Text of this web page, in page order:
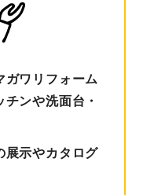
ガワリフォーム
ンや洗面台・
展示やカタログ